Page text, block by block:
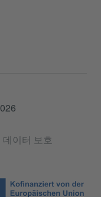
데이터 보호